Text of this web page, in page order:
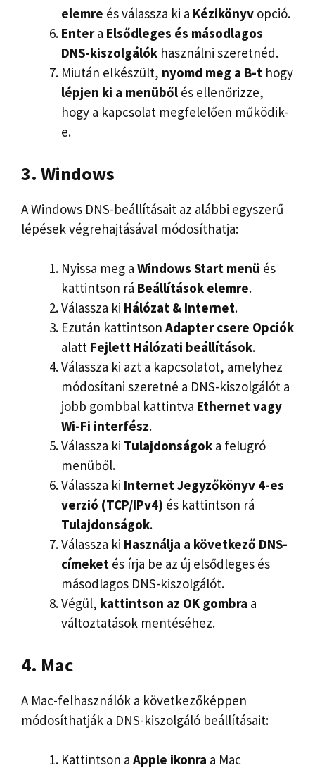
elemre és válassza ki a Kézikönyv opció.
Entera Elsődleges és másodlagos
DNS-kiszolgálók használni szeretnéd.
Miután elkészült, nyomd meg a B-t hogy
lépjen ki a menüből és ellenőrizze,
hogy a kapcsolat megfelelően működik-
e.
3. Windows
A Windows DNS-beállításait az alábbi egyszerű
lépések végrehajtásával módosíthatja:
Nyissa meg a Windows Start menü és
kattintson rá Beállítások elemre.
Válassza ki Hálózat & Internet.
Ezután kattintson Adapter csere Opciók
alatt Fejlett Hálózati beállítások.
Válassza ki azt a kapcsolatot, amelyhez
módosítani szeretné a DNS-kiszolgálót a
jobb gombbal kattintva Ethernet vagy
Wi-Fi interfész.
Válassza ki Tulajdonságok a felugró
menüből.
Válassza ki InternetJegyzőkönyv 4-es
verzió (TCP/IPv4) és kattintson rá
Tulajdonságok.
Válassza ki Használja a következő DNS-
címeket és írja be az új elsődleges és
másodlagos DNS-kiszolgálót.
Végül, kattintson az OK gombra a
változtatások mentéséhez.
4. Mac
A Mac-felhasználók a következőképpen
módosíthatják a DNS-kiszolgáló beállításait:
Kattintson a Apple ikonra a Mac